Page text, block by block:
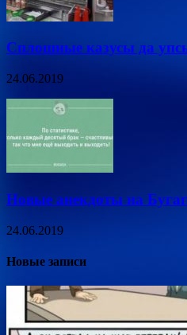
Сплошные казусы да
24.06.2019
Новые анекдоты на
24.06.2019
Новые записи